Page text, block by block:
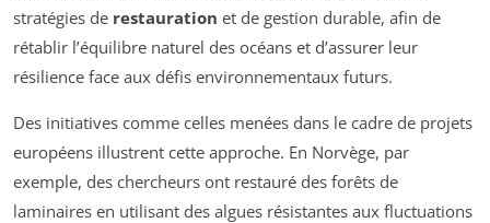
stratégies de restauration et de gestion durable, afin de
rétablir l’équilibre naturel des océans et d’assurer leur
résilience face aux défis environnementaux futurs.
Des initiatives comme celles menées dans le cadre de projets
européens illustrent cette approche. En Norvège, par
exemple, des chercheurs ont restauré des forêts de
laminaires en utilisant des algues résistantes aux fluctuations